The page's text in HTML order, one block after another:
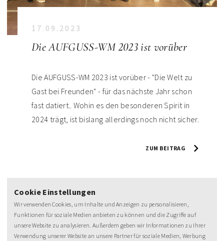
17.09.2023
Die AUFGUSS-WM 2023 ist vorüber
Die AUFGUSS-WM 2023 ist vorüber - "Die Welt zu
Gast bei Freunden" - für das nächste Jahr schon
fast datiert.. Wohin es den besonderen Spirit in
2024 trägt, ist bislang allerdings noch nicht sicher.
ZUM BEITRAG
Cookie Einstellungen
Wir verwenden Cookies, um Inhalte und Anzeigen zu personalisieren,
Funktionen für soziale Medien anbieten zu können und die Zugriffe auf
unsere Website zu analysieren. Außerdem geben wir Informationen zu Ihrer
Verwendung unserer Website an unsere Partner für soziale Medien, Werbung